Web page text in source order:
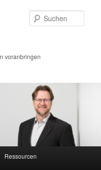
voranbringen
Ressourcen